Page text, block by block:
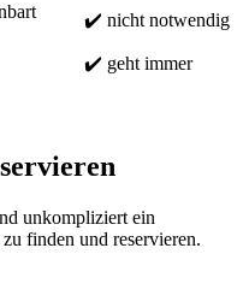
✔️ nicht notwendig
✔️ geht immer
unkompliziert ein
finden und reservieren.